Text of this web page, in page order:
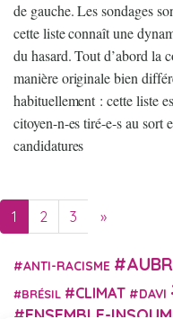
de gauche. Les sondages
cette liste connaît une
du hasard. Tout d’abord la
manière originale bien
habituellement : cette liste
citoyen-n-es tiré-e-s au sort
candidatures
1 2 3 »
ANTI-RACISME
BRÉSIL CLIMAT DAVI
ENSEMBLE-